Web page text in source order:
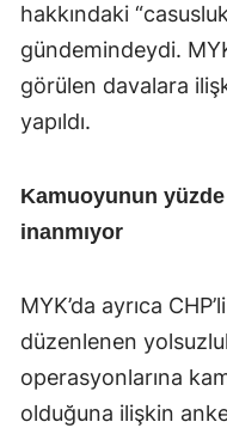
hakkındaki
gündemindeydi.
görülen davalara
yapıldı.
Kamuoyunun
inanmıyor
MYK’da ayrıca
düzenlenen
operasyonlarına
olduğuna ilişkin